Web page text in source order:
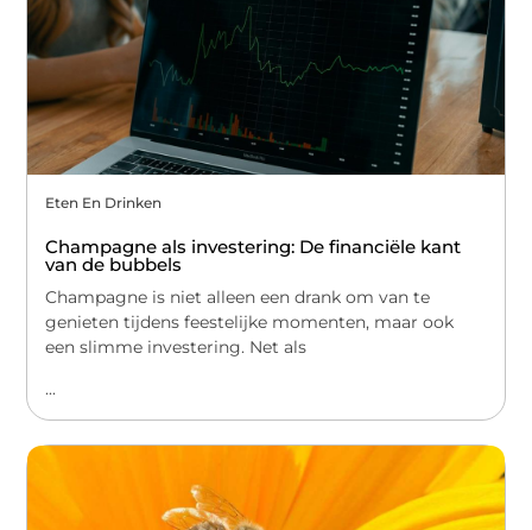
Eten En Drinken
Champagne als investering: De financiële kant
van de bubbels
Champagne is niet alleen een drank om van te
genieten tijdens feestelijke momenten, maar ook
een slimme investering. Net als
...